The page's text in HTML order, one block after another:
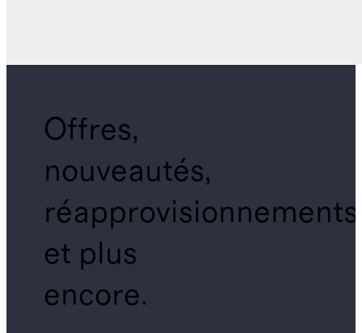
Offres,
nouveautés,
réapprovisionnements
et plus
encore.